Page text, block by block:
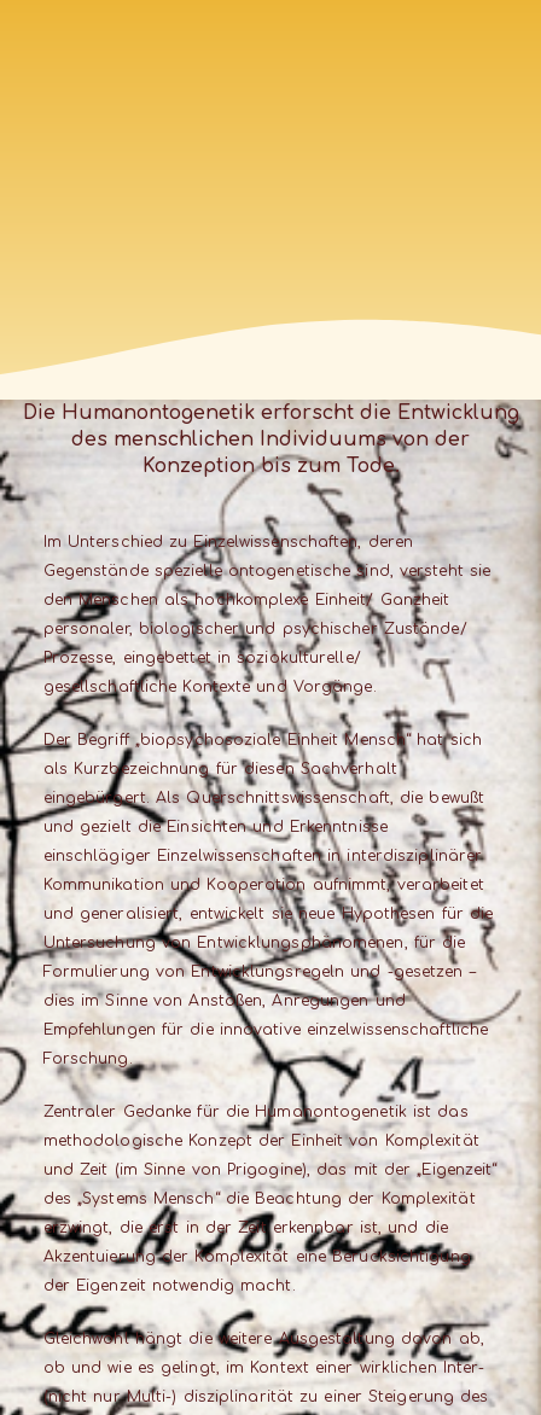
Die Humanontogenetik erforscht die Entwicklung
des menschlichen Individuums von der
Konzeption bis zum Tode.
Im Unterschied zu Einzelwissenschaften, deren
Gegenstände spezielle ontogenetische sind, versteht sie
den Menschen als hochkomplexe Einheit/ Ganzheit
personaler, biologischer und psychischer Zustände/
Prozesse, eingebettet in soziokulturelle/
gesellschaftliche Kontexte und Vorgänge.
Der Begriff „biopsychosoziale Einheit Mensch“ hat sich
als Kurzbezeichnung für diesen Sachverhalt
eingebürgert. Als Querschnittswissenschaft, die bewußt
und gezielt die Einsichten und Erkenntnisse
einschlägiger Einzelwissenschaften in interdisziplinärer
Kommunikation und Kooperation aufnimmt, verarbeitet
und generalisiert, entwickelt sie neue Hypothesen für die
Untersuchung von Entwicklungsphänomenen, für die
Formulierung von Entwicklungsregeln und -gesetzen –
dies im Sinne von Anstößen, Anregungen und
Empfehlungen für die innovative einzelwissenschaftliche
Forschung.
Zentraler Gedanke für die Humanontogenetik ist das
methodologische Konzept der Einheit von Komplexität
und Zeit (im Sinne von Prigogine), das mit der „Eigenzeit“
des „Systems Mensch“ die Beachtung der Komplexität
erzwingt, die erst in der Zeit erkennbar ist, und die
Akzentuierung der Komplexität eine Berücksichtigung
der Eigenzeit notwendig macht.
Gleichwohl hängt die weitere Ausgestaltung davon ab,
ob und wie es gelingt, im Kontext einer wirklichen Inter-
(nicht nur Multi-) disziplinarität zu einer Steigerung des